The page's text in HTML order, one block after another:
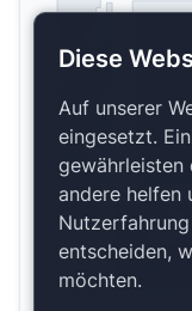
11
Diese
Auf unserer
eingesetzt.
gewährleisten
andere helfen
entscheiden,
möchten.